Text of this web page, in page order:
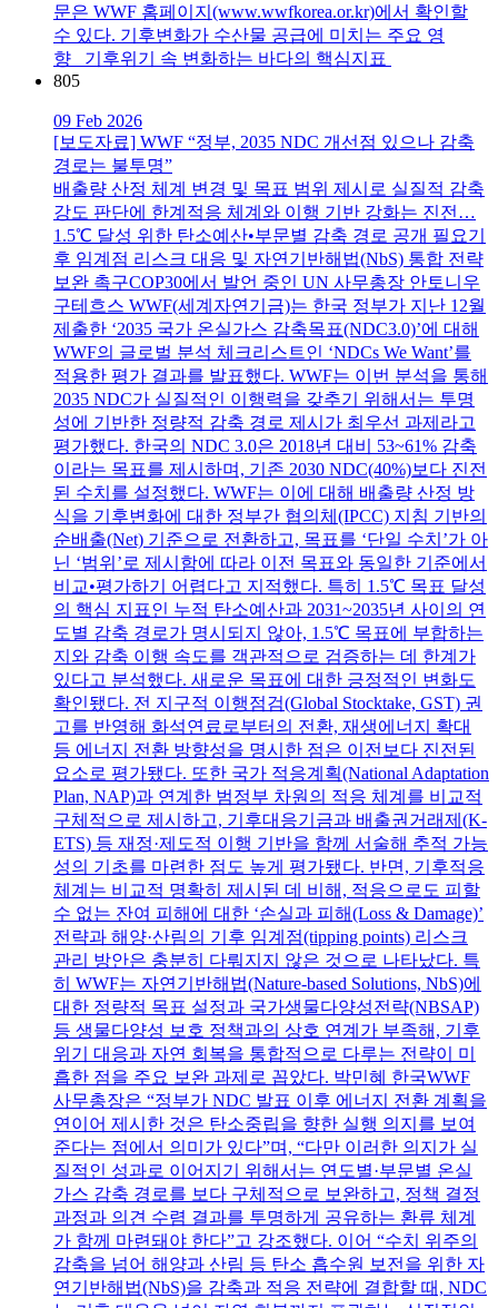
문은 WWF 홈페이지(www.wwfkorea.or.kr)에서 확인할
수 있다. 기후변화가 수산물 공급에 미치는 주요 영
향 기후위기 속 변화하는 바다의 핵심지표
805
09 Feb 2026
[보도자료] WWF “정부, 2035 NDC 개선점 있으나 감축
경로는 불투명”
배출량 산정 체계 변경 및 목표 범위 제시로 실질적 감축
강도 판단에 한계적응 체계와 이행 기반 강화는 진전…
1.5℃ 달성 위한 탄소예산•부문별 감축 경로 공개 필요기
후 임계점 리스크 대응 및 자연기반해법(NbS) 통합 전략
보완 촉구COP30에서 발언 중인 UN 사무총장 안토니우
구테흐스 WWF(세계자연기금)는 한국 정부가 지난 12월
제출한 ‘2035 국가 온실가스 감축목표(NDC3.0)’에 대해
WWF의 글로벌 분석 체크리스트인 ‘NDCs We Want’를
적용한 평가 결과를 발표했다. WWF는 이번 분석을 통해
2035 NDC가 실질적인 이행력을 갖추기 위해서는 투명
성에 기반한 정량적 감축 경로 제시가 최우선 과제라고
평가했다. 한국의 NDC 3.0은 2018년 대비 53~61% 감축
이라는 목표를 제시하며, 기존 2030 NDC(40%)보다 진전
된 수치를 설정했다. WWF는 이에 대해 배출량 산정 방
식을 기후변화에 대한 정부간 협의체(IPCC) 지침 기반의
순배출(Net) 기준으로 전환하고, 목표를 ‘단일 수치’가 아
닌 ‘범위’로 제시함에 따라 이전 목표와 동일한 기준에서
비교•평가하기 어렵다고 지적했다. 특히 1.5℃ 목표 달성
의 핵심 지표인 누적 탄소예산과 2031~2035년 사이의 연
도별 감축 경로가 명시되지 않아, 1.5℃ 목표에 부합하는
지와 감축 이행 속도를 객관적으로 검증하는 데 한계가
있다고 분석했다. 새로운 목표에 대한 긍정적인 변화도
확인됐다. 전 지구적 이행점검(Global Stocktake, GST) 권
고를 반영해 화석연료로부터의 전환, 재생에너지 확대
등 에너지 전환 방향성을 명시한 점은 이전보다 진전된
요소로 평가됐다. 또한 국가 적응계획(National Adaptation
Plan, NAP)과 연계한 범정부 차원의 적응 체계를 비교적
구체적으로 제시하고, 기후대응기금과 배출권거래제(K-
ETS) 등 재정·제도적 이행 기반을 함께 서술해 추적 가능
성의 기초를 마련한 점도 높게 평가됐다. 반면, 기후적응
체계는 비교적 명확히 제시된 데 비해, 적응으로도 피할
수 없는 잔여 피해에 대한 ‘손실과 피해(Loss & Damage)’
전략과 해양·산림의 기후 임계점(tipping points) 리스크
관리 방안은 충분히 다뤄지지 않은 것으로 나타났다. 특
히 WWF는 자연기반해법(Nature-based Solutions, NbS)에
대한 정량적 목표 설정과 국가생물다양성전략(NBSAP)
등 생물다양성 보호 정책과의 상호 연계가 부족해, 기후
위기 대응과 자연 회복을 통합적으로 다루는 전략이 미
흡한 점을 주요 보완 과제로 꼽았다. 박민혜 한국WWF
사무총장은 “정부가 NDC 발표 이후 에너지 전환 계획을
연이어 제시한 것은 탄소중립을 향한 실행 의지를 보여
준다는 점에서 의미가 있다”며, “다만 이러한 의지가 실
질적인 성과로 이어지기 위해서는 연도별·부문별 온실
가스 감축 경로를 보다 구체적으로 보완하고, 정책 결정
과정과 의견 수렴 결과를 투명하게 공유하는 환류 체계
가 함께 마련돼야 한다”고 강조했다. 이어 “수치 위주의
감축을 넘어 해양과 산림 등 탄소 흡수원 보전을 위한 자
연기반해법(NbS)을 감축과 적응 전략에 결합할 때, NDC